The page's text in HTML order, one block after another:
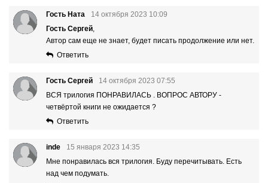
Гость Ната
14 октября 2023 10:09
Гость Сергей,
Автор сам еще не знает, будет писать продолжение или нет.
Ответить
Гость Сергей
14 октября 2023 07:55
ВСЯ трилогия ПОНРАВИЛАСЬ . ВОПРОС АВТОРУ -
четвёртой книги не ожидается ?
Ответить
inde
15 января 2023 14:35
Мне понравилась вся трилогия. Буду перечитывать. Есть
над чем подумать.